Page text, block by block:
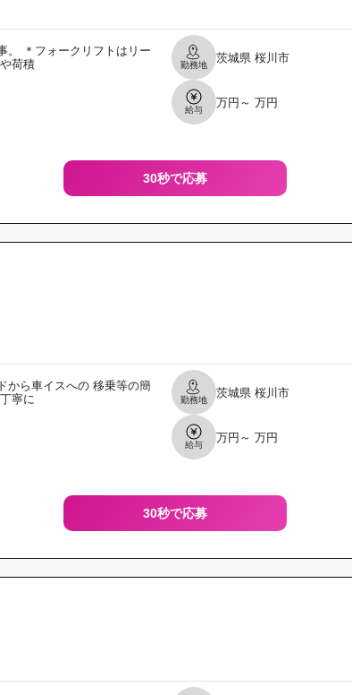
。 ＊フォークリフトはリー
荷積
勤務地
茨城県 桜川市
給与
万円～ 万円
30秒で応募
から車イスへの 移乗等の簡
寧に
勤務地
茨城県 桜川市
給与
万円～ 万円
30秒で応募